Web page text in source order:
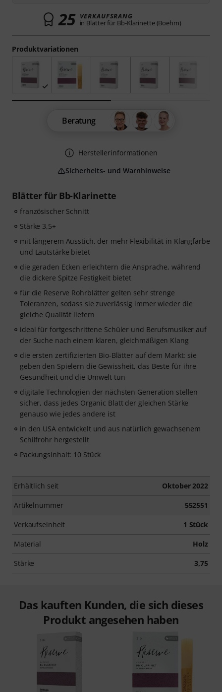
Blätter für Bb-Klarinette
französischer Schnitt
Stärke 3,5+
mit längerem Ausstich, der mehr Flexibilität in Klangfarbe
und Lautstärke bietet
die geraden Ecken erleichtern die Ansprache, während
die dickere Spitze Festigkeit bietet
für die Reserve Rohrblätter gelten sehr strenge
Toleranzen, sodass sie zuverlässig immer wieder die
gleiche Qualität liefern
ideal für fortgeschrittene Schüler und Berufsmusiker auf
der Suche nach einem klaren, gleichmäßigen Klang
die ersten zertifizierten Bio-Blätter auf dem Markt: sie
geben den Spielern die Gewissheit, das Beste für ihre
Gesundheit und die Umwelt tun
digitale Technologien der nächsten Generation stellen
sicher, dass jedes Organic Blatt der gleichen Stärke
genauso wie jedes andere ist
in den USA entwickelt und aus natürlich gewachsenem
Schilfrohr hergestellt
Packungsinhalt: 10 Stück
Erhältlich seit Oktober 2022
Artikelnummer 552551
Verkaufseinheit 1 Stück
Material Holz
Stärke 3,75
Produktvariationen
25 VERKAUFSRANG
in Blätter für Bb-Klarinette (Boehm)
Beratung
Herstellerinformationen
Sicherheits- und Warnhinweise
Das kauften Kunden, die sich dieses
Produkt angesehen haben